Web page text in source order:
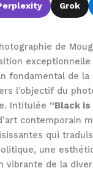
Grok
de
fondamental de
l’objectif du
Intitulée “Black
contemporain
qui
une
vibrante de la